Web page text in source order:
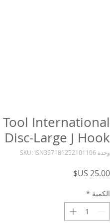
Tool International
Disc-Large J Hook
وحدة SKU: ISN397181252101106
الكمية *